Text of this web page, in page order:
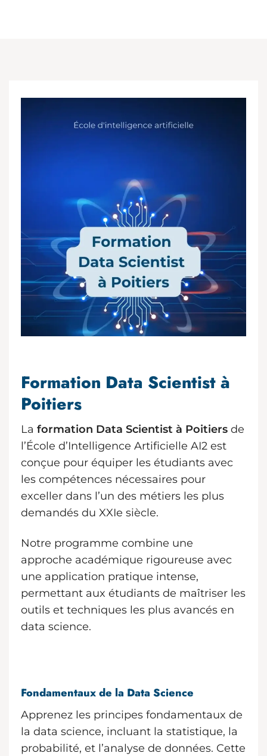
Formation Data Scientist à
Poitiers
La formation Data Scientist à Poitiers de
l’École d’Intelligence Artificielle AI2 est
conçue pour équiper les étudiants avec
les compétences nécessaires pour
exceller dans l’un des métiers les plus
demandés du XXIe siècle.
Notre programme combine une
approche académique rigoureuse avec
une application pratique intense,
permettant aux étudiants de maîtriser les
outils et techniques les plus avancés en
data science.
Fondamentaux de la Data Science
Apprenez les principes fondamentaux de
la data science, incluant la statistique, la
probabilité, et l’analyse de données. Cette